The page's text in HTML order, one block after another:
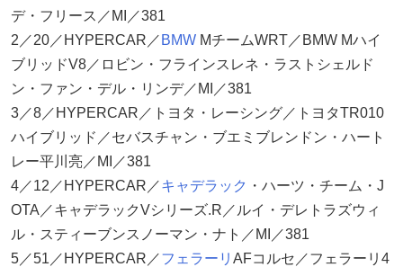
デ・フリース／MI／381
2／20／HYPERCAR／ BMW MチームWRT／BMW Mハイ
ブリッドV8／ロビン・フラインスレネ・ラストシェルド
ン・ファン・デル・リンデ／MI／381
3／8／HYPERCAR／トヨタ・レーシング／トヨタTR010
ハイブリッド／セバスチャン・ブエミブレンドン・ハート
レー平川亮／MI／381
4／12／HYPERCAR／キャデラック ・ハーツ・チーム・J
OTA／キャデラックVシリーズ.R／ルイ・デレトラズウィ
ル・スティーブンスノーマン・ナト／MI／381
5／51／HYPERCAR／フェラーリ AFコルセ／フェラーリ4